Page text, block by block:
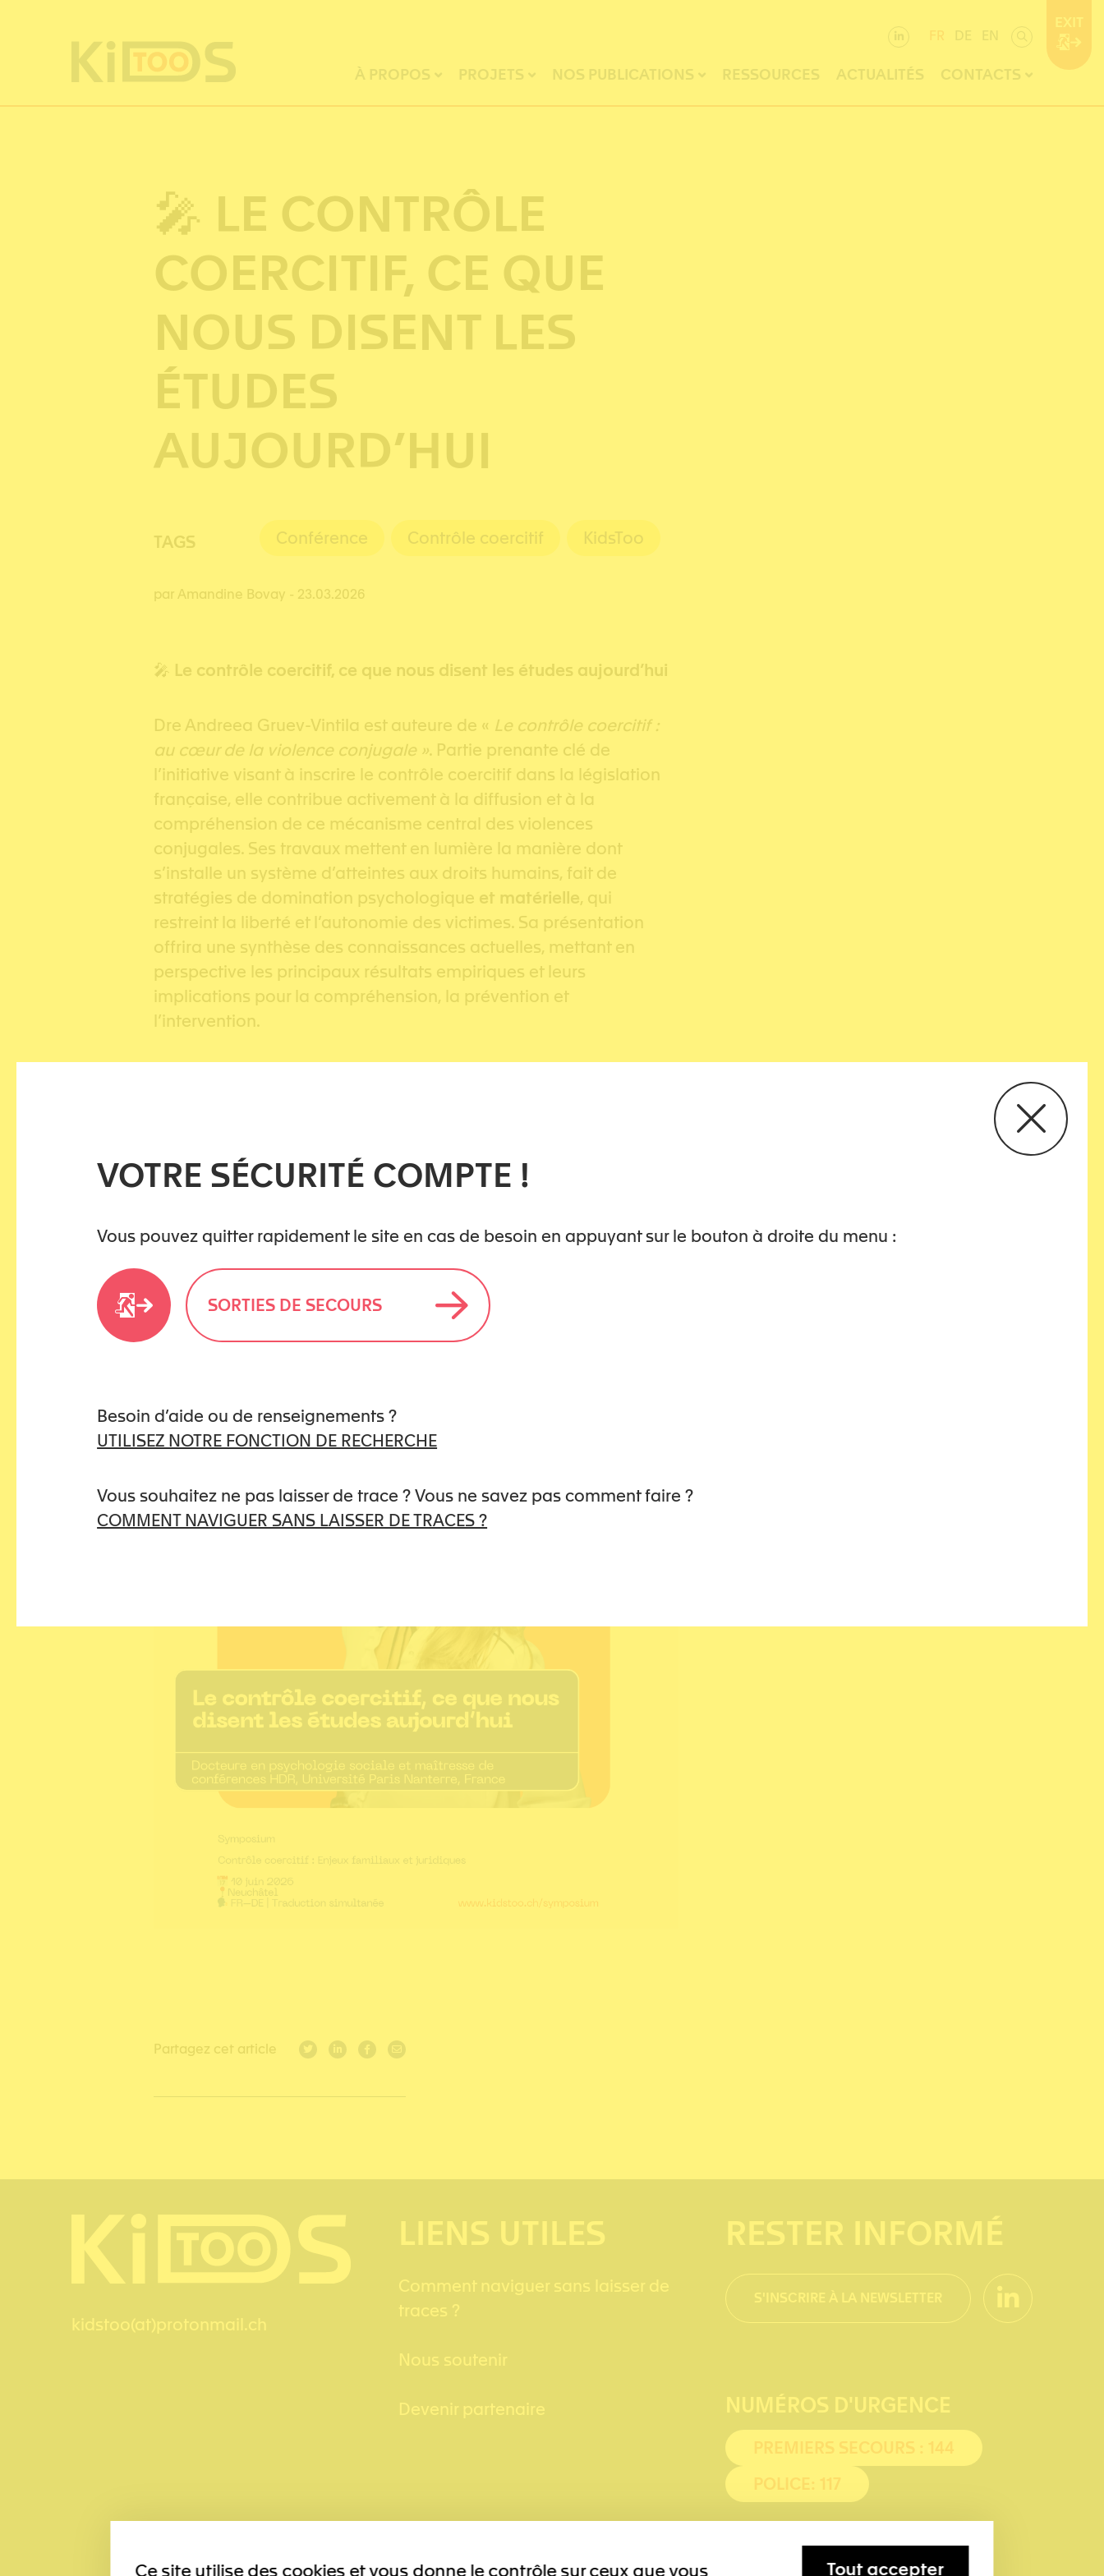
DE EN
À PROPOS PROJETS NOS PUBLICATIONS RESSOURCES ACTUALITÉS CONTACTS
VOTRE SÉCURITÉ COMPTE !
Vous pouvez quitter rapidement le site en cas de besoin en appuyant sur le bouton à droite du menu :
SORTIES DE SECOURS
Besoin d’aide ou de renseignements ?
UTILISEZ NOTRE FONCTION DE RECHERCHE
Vous souhaitez ne pas laisser de trace ? Vous ne savez pas comment faire ?
COMMENT NAVIGUER SANS LAISSER DE TRACES ?
🎤 LE CONTRÔLE
COERCITIF, CE QUE
NOUS DISENT LES
ÉTUDES
AUJOURD’HUI
TAGS Conférence Contrôle coercitif KidsToo
par Amandine Bovay - 23.03.2026
🎤 Le contrôle coercitif, ce que nous disent les études aujourd’hui
Dre Andreea Gruev-Vintila est auteure de « Le contrôle coercitif :
au cœur de la violence conjugale ». Partie prenante clé de
l’initiative visant à inscrire le contrôle coercitif dans la législation
française, elle contribue activement à la diffusion et à la
compréhension de ce mécanisme central des violences
conjugales. Ses travaux mettent en lumière la manière dont
s’installe un système d’atteintes aux droits humains, fait de
stratégies de domination psychologique et matérielle, qui
restreint la liberté et l’autonomie des victimes. Sa présentation
offrira une synthèse des connaissances actuelles, mettant en
perspective les principaux résultats empiriques et leurs
implications pour la compréhension, la prévention et
l’intervention.
www.kidstoo.ch/symposium
Partagez cet article
kidstoo(at)protonmail.ch
LIENS UTILES
Comment naviguer sans laisser de
traces ?
Nous soutenir
Devenir partenaire
RESTER INFORMÉ
S'INSCRIRE À LA NEWSLETTER
NUMÉROS D'URGENCE
Ce site utilise des cookies et vous donne le contrôle sur ceux que vous Tout accepter